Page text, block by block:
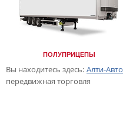
ПОЛУПРИЦЕПЫ
Вы находитесь здесь: Алти-Авто
передвижная торговля